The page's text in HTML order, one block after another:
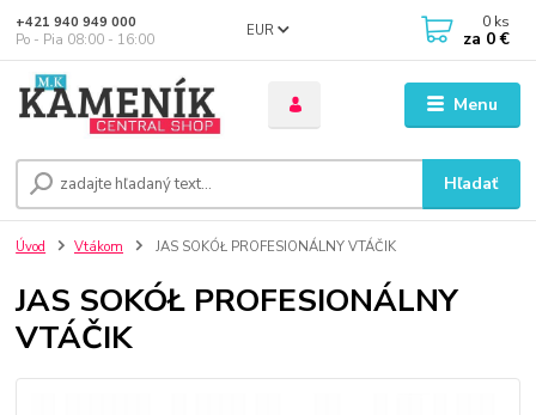
Menu
EUR
Hľadať
+421 940 949 000
Po - Pia 08:00 - 16:00
0 ks
za 0 €
Úvod Vtákom JAS SOKÓŁ PROFESIONÁLNY VTÁČIK
JAS SOKÓŁ PROFESIONÁLNY
VTÁČIK